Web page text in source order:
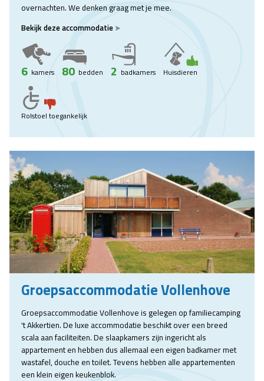
overnachten. We denken graag met je mee.
Bekijk deze accommodatie
6 kamers 80 bedden 2 badkamers Huisdieren
Rolstoel toegankelijk
Groepsaccommodatie Vollenhove
Groepsaccommodatie Vollenhove is gelegen op familiecamping
't Akkertien. De luxe accommodatie beschikt over een breed
scala aan faciliteiten. De slaapkamers zijn ingericht als
appartement en hebben dus allemaal een eigen badkamer met
wastafel, douche en toilet. Tevens hebben alle appartementen
een klein eigen keukenblok.